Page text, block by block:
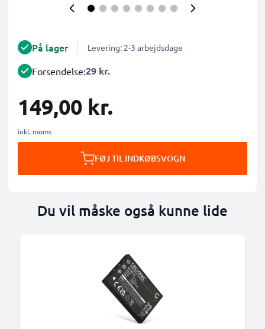
På lager Levering: 2-3 arbejdsdage
Forsendelse:29 kr.
149,00 kr.
inkl. moms
FØJ TIL INDKØBSVOGN
Du vil måske også kunne lide